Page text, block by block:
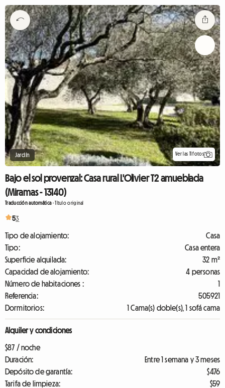
Jardín Ver las 11 fotos
Bajo el sol provenzal: Casa rural L'Olivier T2 amueblada
(Miramas - 13140)
Traducción automática-Título original
53
Tipo de alojamiento:
Casa
Tipo:
Casa entera
Superficie alquilada:
32 m²
Capacidad de alojamiento:
4 personas
Número de habitaciones :
1
Referencia:
505921
Dormitorios:
1 Cama(s) doble(s), 1 sofá cama
Alquiler y condiciones
$87 / noche
Duración:
Entre 1 semana y 3 meses
Depósito de garantía:
$476
Tarifa de limpieza:
$59